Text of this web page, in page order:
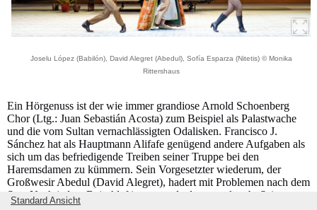
Joselu López (Babilón), David Alegret (Abedul), Sofía Esparza (Nitetis) © Monika
Rittershaus
Ein Hörgenuss ist der wie immer grandiose Arnold Schoenberg
Chor (Ltg.: Juan Sebastián Acosta) zum Beispiel als Palastwache
und die vom Sultan vernachlässigten Odalisken. Francisco J.
Sánchez hat als Hauptmann Alifafe genügend andere Aufgaben als
sich um das befriedigende Treiben seiner Truppe bei den
Haremsdamen zu kümmern. Sein Vorgesetzter wiederum, der
Großwesir Abedul (David Alegret), hadert mit Problemen nach dem
Sex. Nach jedem Beischlaf ist er stundenlang stocktaub. Seine
Weisheit entnimmt er den Schriften von Zaradustra, die ihm aber
Standard Ansicht